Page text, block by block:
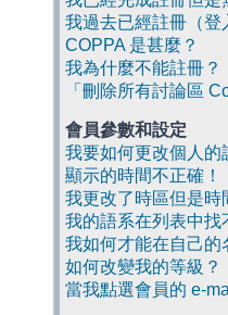
我過去已經註冊（登
COPPA 是甚麼？
我為什麼不能註冊？
「刪除所有討論區
會員參數和設定
我要如何更改個人的
顯示的時間不正確！
我更改了時區但是時
我的語系在列表中找
我如何才能在自己的
如何改變我的等級？
當我點選會員的 e-